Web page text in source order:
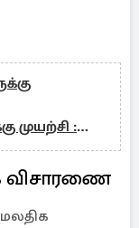
:
தகவல்
விசாரணை